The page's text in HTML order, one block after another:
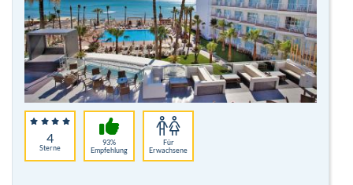
4
Sterne
93%
Empfehlung
Für
Erwachsene